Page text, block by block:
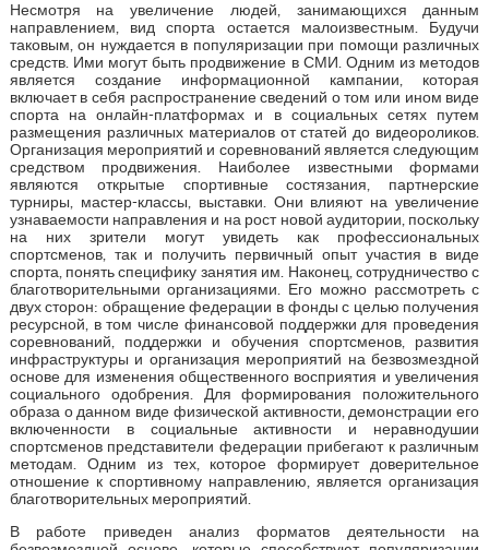
Несмотря на увеличение людей, занимающихся данным
направлением, вид спорта остается малоизвестным. Будучи
таковым, он нуждается в популяризации при помощи различных
средств. Ими могут быть продвижение в СМИ. Одним из методов
является создание информационной кампании, которая
включает в себя распространение сведений о том или ином виде
спорта на онлайн-платформах и в социальных сетях путем
размещения различных материалов от статей до видеороликов.
Организация мероприятий и соревнований является следующим
средством продвижения. Наиболее известными формами
являются открытые спортивные состязания, партнерские
турниры, мастер-классы, выставки. Они влияют на увеличение
узнаваемости направления и на рост новой аудитории, поскольку
на них зрители могут увидеть как профессиональных
спортсменов, так и получить первичный опыт участия в виде
спорта, понять специфику занятия им. Наконец, сотрудничество с
благотворительными организациями. Его можно рассмотреть с
двух сторон: обращение федерации в фонды с целью получения
ресурсной, в том числе финансовой поддержки для проведения
соревнований, поддержки и обучения спортсменов, развития
инфраструктуры и организация мероприятий на безвозмездной
основе для изменения общественного восприятия и увеличения
социального одобрения. Для формирования положительного
образа о данном виде физической активности, демонстрации его
включенности в социальные активности и неравнодушии
спортсменов представители федерации прибегают к различным
методам. Одним из тех, которое формирует доверительное
отношение к спортивному направлению, является организация
благотворительных мероприятий.
В работе приведен анализ форматов деятельности на